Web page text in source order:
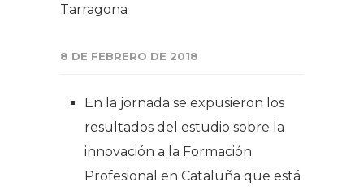
Tarragona
8 DE FEBRERO DE 2018
En la jornada se expusieron los
resultados del estudio sobre la
innovación a la Formación
Profesional en Cataluña que está